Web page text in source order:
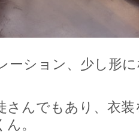
ーション、少し形
さんでもあり、衣
。